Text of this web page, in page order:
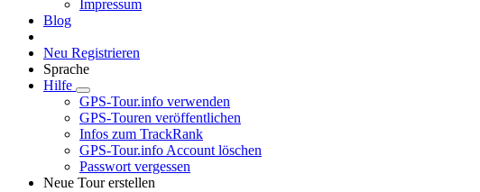
Impressum
Blog
Neu Registrieren
Sprache
Hilfe
GPS-Tour.info verwenden
GPS-Touren veröffentlichen
Infos zum TrackRank
GPS-Tour.info Account löschen
Passwort vergessen
Neue Tour erstellen